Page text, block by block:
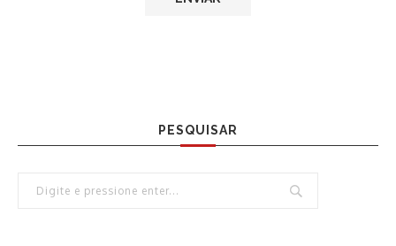
PESQUISAR